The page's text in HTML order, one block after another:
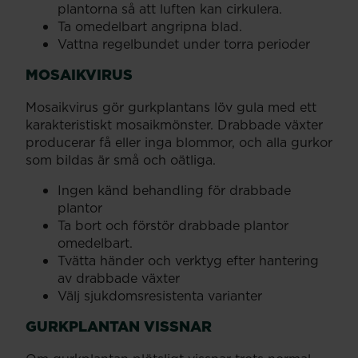
plantorna så att luften kan cirkulera.
Ta omedelbart angripna blad.
Vattna regelbundet under torra perioder
MOSAIKVIRUS
Mosaikvirus gör gurkplantans löv gula med ett
karakteristiskt mosaikmönster. Drabbade växter
producerar få eller inga blommor, och alla gurkor
som bildas är små och oätliga.
Ingen känd behandling för drabbade
plantor
Ta bort och förstör drabbade plantor
omedelbart.
Tvätta händer och verktyg efter hantering
av drabbade växter
Välj sjukdomsresistenta varianter
GURKPLANTAN VISSNAR